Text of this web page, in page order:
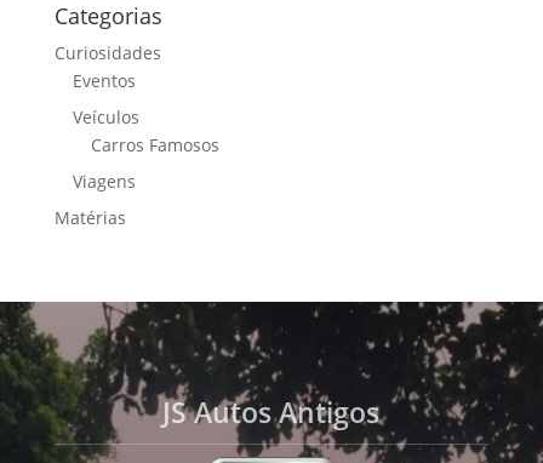
Categorias
Curiosidades
Eventos
Veículos
Carros Famosos
Viagens
Matérias
JS Autos Antigos